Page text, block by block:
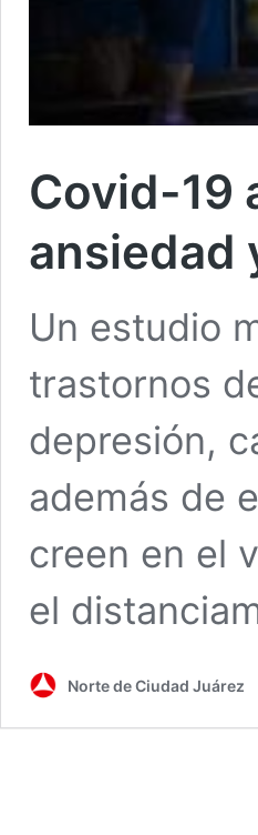
Covid-19
ansiedad
Un estudio
trastornos
depresión,
además de
creen en el
el
Norte de Ciudad Juárez